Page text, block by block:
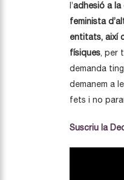
l’adhesió a
feminista
entitats, així
físiques, per
demanda
demanem a
fets i no
Suscriu la